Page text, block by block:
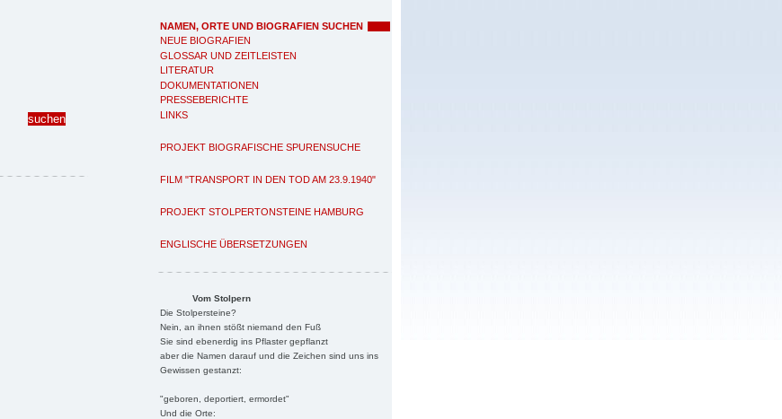
NAMEN, ORTE UND BIOGRAFIEN SUCHEN
NEUE BIOGRAFIEN
GLOSSAR UND ZEITLEISTEN
LITERATUR
DOKUMENTATIONEN
PRESSEBERICHTE
LINKS
PROJEKT BIOGRAFISCHE SPURENSUCHE
FILM "TRANSPORT IN DEN TOD AM 23.9.1940"
PROJEKT STOLPERTONSTEINE HAMBURG
ENGLISCHE ÜBERSETZUNGEN
Vom Stolpern
Die Stolpersteine?
Nein, an ihnen stößt niemand den Fuß
Sie sind ebenerdig ins Pflaster gepflanzt
aber die Namen darauf und die Zeichen sind uns ins
Gewissen gestanzt:
"geboren, deportiert, ermordet"
Und die Orte: